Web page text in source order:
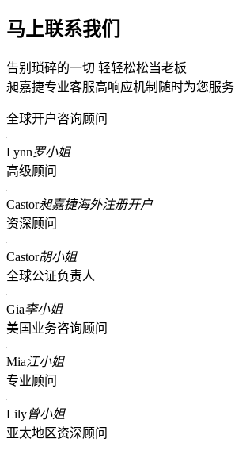
马上联系我们
告别琐碎的一切 轻轻松松当老板
昶嘉捷专业客服高响应机制随时为您服务
全球开户咨询顾问
Lynn罗小姐
高级顾问
Castor昶嘉捷海外注册开户
资深顾问
Castor胡小姐
全球公证负责人
Gia李小姐
美国业务咨询顾问
Mia江小姐
专业顾问
Lily曾小姐
亚太地区资深顾问